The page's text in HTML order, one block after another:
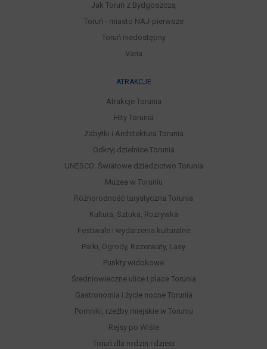
Jak Toruń z Bydgoszczą
Toruń - miasto NAJ-pierwsze
Toruń niedostępny
Varia
ATRAKCJE
Atrakcje Torunia
Hity Torunia
Zabytki i Architektura Torunia
Odkryj dzielnice Torunia
UNESCO: Światowe dziedzictwo Torunia
Muzea w Toruniu
Różnorodność turystyczna Torunia
Kultura, Sztuka, Rozrywka
Festiwale i wydarzenia kulturalne
Parki, Ogrody, Rezerwaty, Lasy
Punkty widokowe
Średniowieczne ulice i place Torunia
Gastronomia i życie nocne Torunia
Pomniki, rzeźby miejskie w Toruniu
Rejsy po Wiśle
Toruń dla rodzin i dzieci